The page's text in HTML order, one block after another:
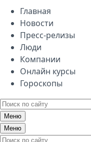
Главная
Новости
Пресс-релизы
Люди
Компании
Онлайн курсы
Гороскопы
Меню
Меню